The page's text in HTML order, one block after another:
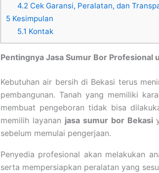
4.2 Cek Garansi, Peralatan, dan
5 Kesimpulan
5.1 Kontak
Pentingnya Jasa Sumur Bor Profesional
Kebutuhan air bersih di Bekasi terus
pembangunan. Tanah yang memiliki
membuat pengeboran tidak bisa
memilih layanan jasa sumur bor Bekasi
sebelum memulai pengerjaan.
Penyedia profesional akan melakukan
serta mempersiapkan peralatan yang